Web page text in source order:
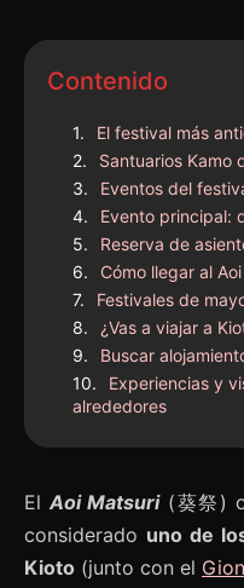
Contenido
El festival más
Santuarios Kamo
Eventos del
Evento principal:
Reserva de
Cómo llegar al
Festivales de
¿Vas a viajar a
Buscar
Experiencias y
alrededores
El Aoi Matsuri(葵祭)
considerado uno de
Kioto (junto con el